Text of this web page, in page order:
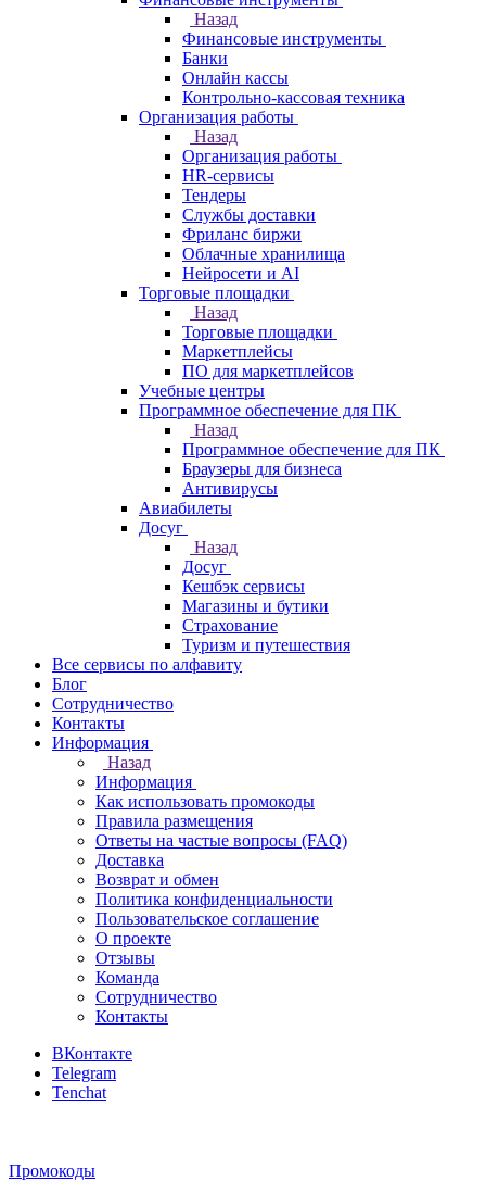
Назад
Финансовые инструменты
Банки
Онлайн кассы
Контрольно-кассовая техника
Организация работы
Назад
Организация работы
HR-сервисы
Тендеры
Службы доставки
Фриланс биржи
Облачные хранилища
Нейросети и AI
Торговые площадки
Назад
Торговые площадки
Маркетплейсы
ПО для маркетплейсов
Учебные центры
Программное обеспечение для ПК
Назад
Программное обеспечение для ПК
Браузеры для бизнеса
Антивирусы
Авиабилеты
Досуг
Назад
Досуг
Кешбэк сервисы
Магазины и бутики
Страхование
Туризм и путешествия
Все сервисы по алфавиту
Блог
Сотрудничество
Контакты
Информация
Назад
Информация
Как использовать промокоды
Правила размещения
Ответы на частые вопросы (FAQ)
Доставка
Возврат и обмен
Политика конфиденциальности
Пользовательское соглашение
О проекте
Отзывы
Команда
Сотрудничество
Контакты
ВКонтакте
Telegram
Tenchat
Промокоды